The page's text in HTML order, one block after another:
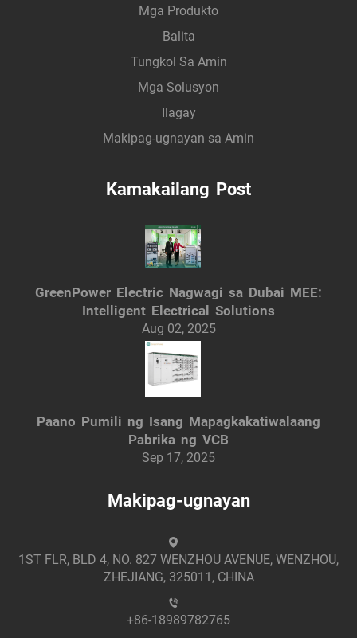
Mga Produkto
Balita
Tungkol Sa Amin
Mga Solusyon
Ilagay
Makipag-ugnayan sa Amin
Kamakailang Post
GreenPower Electric Nagwagi sa Dubai MEE:
Intelligent Electrical Solutions
Aug 02, 2025
Paano Pumili ng Isang Mapagkakatiwalaang
Pabrika ng VCB
Sep 17, 2025
Makipag-ugnayan
1ST FLR, BLD 4, NO. 827 WENZHOU AVENUE, WENZHOU,
ZHEJIANG, 325011, CHINA
+86-18989782765